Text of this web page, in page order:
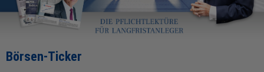
Börsen-Ticker